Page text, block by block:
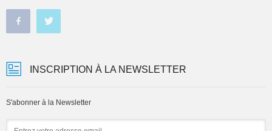
INSCRIPTION À LA NEWSLETTER
S'abonner à la Newsletter